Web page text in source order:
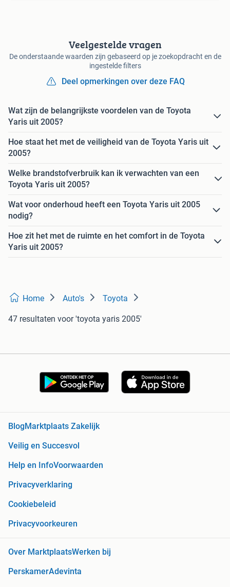
Veelgestelde vragen
De onderstaande waarden zijn gebaseerd op je zoekopdracht en de
ingestelde filters
Deel opmerkingen over deze FAQ
Wat zijn de belangrijkste voordelen van de Toyota
Yaris uit 2005?
Hoe staat het met de veiligheid van de Toyota Yaris uit
2005?
Welke brandstofverbruik kan ik verwachten van een
Toyota Yaris uit 2005?
Wat voor onderhoud heeft een Toyota Yaris uit 2005
nodig?
Hoe zit het met de ruimte en het comfort in de Toyota
Yaris uit 2005?
Home Auto's Toyota
47 resultaten voor 'toyota yaris 2005'
BlogMarktplaats Zakelijk
Veilig en Succesvol
Help en InfoVoorwaarden
Privacyverklaring
Cookiebeleid
Privacyvoorkeuren
Over MarktplaatsWerken bij
PerskamerAdevinta